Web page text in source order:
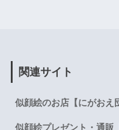
関連サイト
似顔絵のお店【にがおえ
似顔絵プレゼント・通販